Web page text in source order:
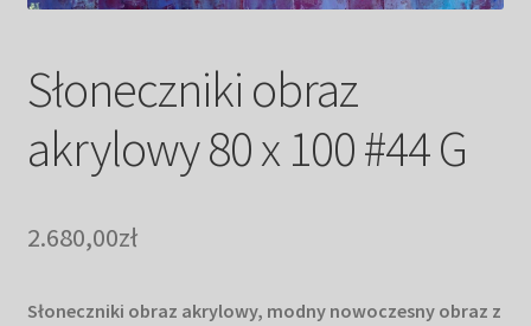
Słoneczniki obraz
akrylowy 80 x 100 #44 G
2.680,00zł
Słoneczniki obraz akrylowy, modny nowoczesny obraz z